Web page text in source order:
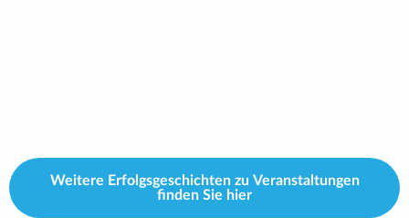
Weitere Erfolgsgeschichten zu Veranstaltungen
finden Sie hier